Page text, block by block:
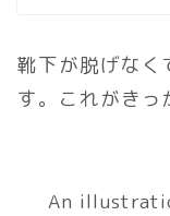
靴下が脱げなく
す。これがきっ
An